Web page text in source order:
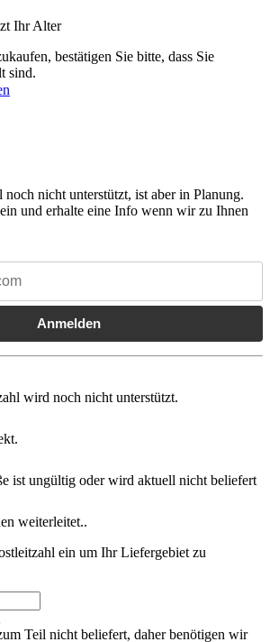
Ihr Alter
bestätigen Sie bitte, dass Sie
sind.
nicht unterstützt, ist aber in Planung.
und erhalte eine Info wenn wir zu Ihnen
Anmelden
wird noch nicht unterstützt.
ist ungültig oder wird aktuell nicht beliefert
weiterleitet..
ein um Ihr Liefergebiet zu
Teil nicht beliefert, daher benötigen wir